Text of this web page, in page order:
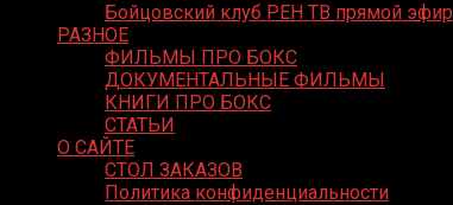
Бойцовский клуб РЕН ТВ прямой эфир
РАЗНОЕ
ФИЛЬМЫ ПРО БОКС
ДОКУМЕНТАЛЬНЫЕ ФИЛЬМЫ
КНИГИ ПРО БОКС
СТАТЬИ
О САЙТЕ
СТОЛ ЗАКАЗОВ
Политика конфиденциальности